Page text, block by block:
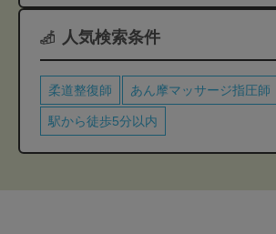
人気検索条件
柔道整復師 あん摩マッサージ指圧師
駅から徒歩5分以内